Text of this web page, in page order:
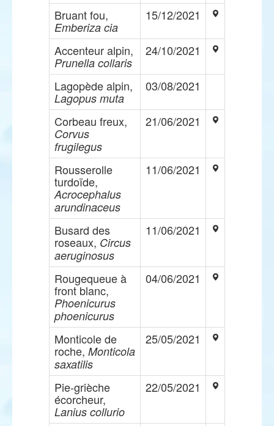
Bruant fou,
Emberiza cia
15/12/2021
Accenteur alpin,
Prunella collaris
24/10/2021
Lagopède alpin,
Lagopus muta
03/08/2021
Corbeau freux,
Corvus
frugilegus
21/06/2021
Rousserolle
turdoïde,
Acrocephalus
arundinaceus
11/06/2021
Busard des
roseaux, Circus
aeruginosus
11/06/2021
Rougequeue à
front blanc,
Phoenicurus
phoenicurus
04/06/2021
Monticole de
roche, Monticola
saxatilis
25/05/2021
Pie-grièche
écorcheur,
Lanius collurio
22/05/2021